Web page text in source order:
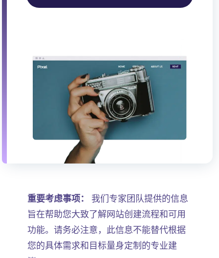
重要考虑事项：
我们专家团队提供的信息
旨在帮助您大致了解网站创建流程和可用
功能。请务必注意，此信息不能替代根据
您的具体需求和目标量身定制的专业建